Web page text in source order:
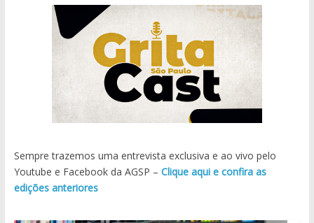
Sempre trazemos uma entrevista exclusiva e ao vivo pelo
Youtube e Facebook da AGSP – Clique aqui e confira as
edições anteriores